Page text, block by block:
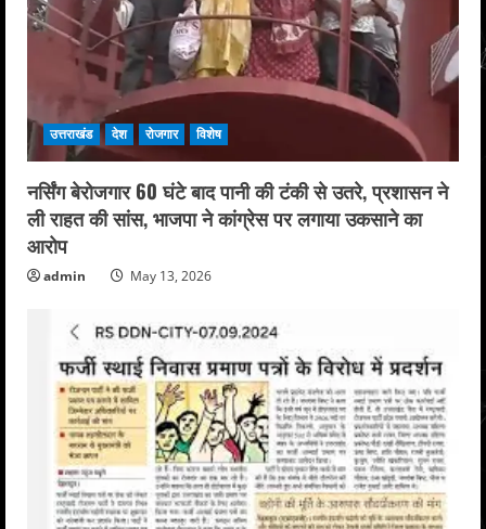
उत्तराखंड देश रोजगार विशेष
नर्सिंग बेरोजगार 60 घंटे बाद पानी की टंकी से उतरे, प्रशासन ने
ली राहत की सांस, भाजपा ने कांग्रेस पर लगाया उकसाने का
आरोप
admin May 13, 2026